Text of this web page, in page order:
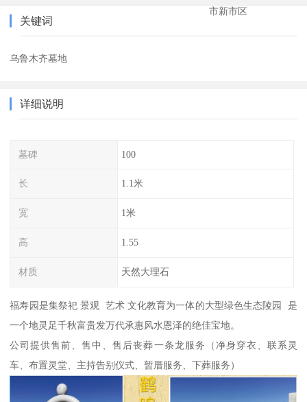
市新市区
关键词
乌鲁木齐墓地
详细说明
墓碑 100
长 1.1米
宽 1米
高 1.55
材质 天然大理石
福寿园是集祭祀 景观 艺术 文化教育为一体的大型绿色生态陵园 是
一个地灵足千秋富贵发万代承惠风水恩泽的绝佳宝地。
公司提供售前、售中、售后丧葬一条龙服务（净身穿衣、联系灵
车、布置灵堂、主持告别仪式、暂厝服务、下葬服务）